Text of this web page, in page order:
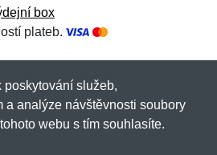
box
plateb.
poskytování služeb,
a analýze návštěvnosti soubory
webu s tím souhlasíte.